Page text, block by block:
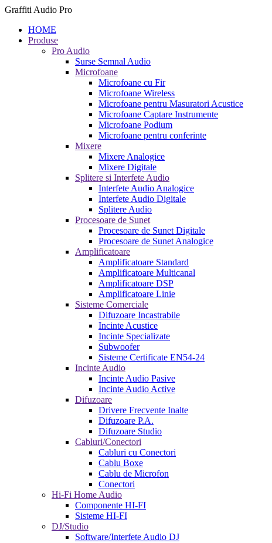
Graffiti Audio Pro
HOME
Produse
Pro Audio
Surse Semnal Audio
Microfoane
Microfoane cu Fir
Microfoane Wireless
Microfoane pentru Masuratori Acustice
Microfoane Captare Instrumente
Microfoane Podium
Microfoane pentru conferinte
Mixere
Mixere Analogice
Mixere Digitale
Splitere si Interfete Audio
Interfete Audio Analogice
Interfete Audio Digitale
Splitere Audio
Procesoare de Sunet
Procesoare de Sunet Digitale
Procesoare de Sunet Analogice
Amplificatoare
Amplificatoare Standard
Amplificatoare Multicanal
Amplificatoare DSP
Amplificatoare Linie
Sisteme Comerciale
Difuzoare Incastrabile
Incinte Acustice
Incinte Specializate
Subwoofer
Sisteme Certificate EN54-24
Incinte Audio
Incinte Audio Pasive
Incinte Audio Active
Difuzoare
Drivere Frecvente Inalte
Difuzoare P.A.
Difuzoare Studio
Cabluri/Conectori
Cabluri cu Conectori
Cablu Boxe
Cablu de Microfon
Conectori
Hi-Fi Home Audio
Componente HI-FI
Sisteme HI-FI
DJ/Studio
Software/Interfete Audio DJ